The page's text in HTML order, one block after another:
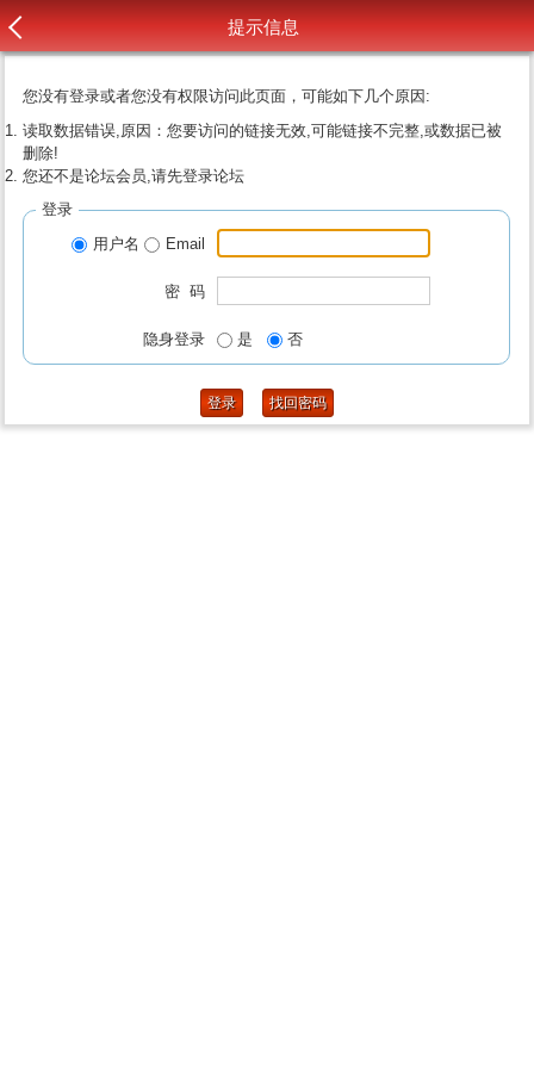
提示信息
您没有登录或者您没有权限访问此页面，可能如下几个原因:
读取数据错误,原因：您要访问的链接无效,可能链接不完整,或数据已被
删除!
您还不是论坛会员,请先登录论坛
登录
用户名
Email
密 码
隐身登录 是 否